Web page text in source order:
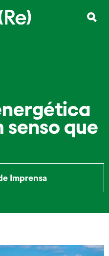
senso que
Imprensa